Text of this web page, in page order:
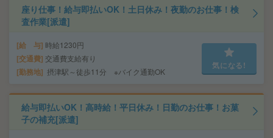
座り仕事！給与即払いOK！土日休み！夜勤のお仕事！検
査作業[派遣]
給 与 時給1230円
交通費 交通費支給有り
勤務地 摂津駅～徒歩11分 ※バイク通勤OK
気になる!
給与即払いOK！高時給！平日休み！日勤のお仕事！お菓
子の補充[派遣]